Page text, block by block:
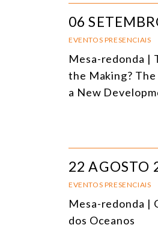
06
EVENTOS PRESENCIAIS
Mesa-redonda |
the Making?
a New
22 AGOSTO
EVENTOS PRESENCIAIS
Mesa-redonda |
dos Oceanos